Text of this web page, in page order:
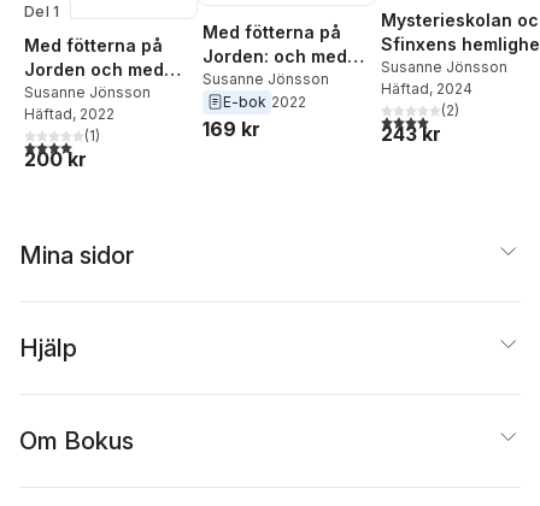
Del 1
Med fötterna på
Jorden och med
huvudet bland
molnen
Susanne Jönsson
Häftad, 2022
4,0utav 5 stjärnor. Totalt antal röster:
(1)
200 kr
Med fötterna på
Jorden: och med
huvudet bland
molnen
Susanne Jönsson
E-bok 2022
169 kr
Mysterieskolan
Sfinxens
Susanne Jönsson
Häftad, 2024
4,0utav 5 stjärnor.
(2)
243 kr
Mina sidor
Hjälp
Om Bokus